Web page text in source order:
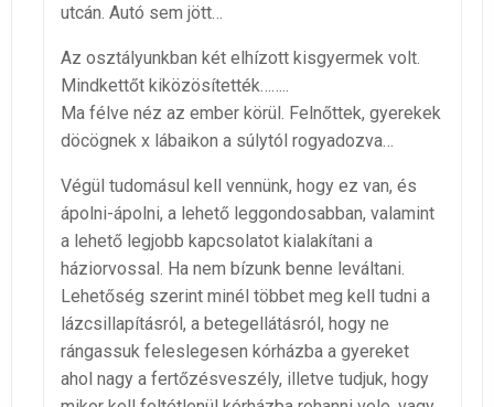
utcán. Autó sem jött…
Az osztályunkban két elhízott kisgyermek volt.
Mindkettőt kiközösítették……..
Ma félve néz az ember körül. Felnőttek, gyerekek
döcögnek x lábaikon a súlytól rogyadozva…
Végül tudomásul kell vennünk, hogy ez van, és
ápolni-ápolni, a lehető leggondosabban, valamint
a lehető legjobb kapcsolatot kialakítani a
háziorvossal. Ha nem bízunk benne leváltani.
Lehetőség szerint minél többet meg kell tudni a
lázcsillapításról, a betegellátásról, hogy ne
rángassuk feleslegesen kórházba a gyereket
ahol nagy a fertőzésveszély, illetve tudjuk, hogy